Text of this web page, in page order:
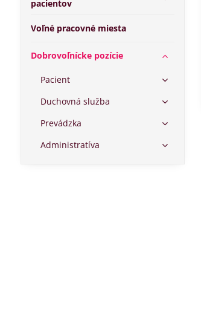
pacientov
Voľné pracovné miesta
Dobrovoľnícke pozície
Pacient
Duchovná služba
Prevádzka
Administratíva